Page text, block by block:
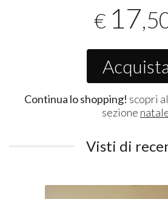
€ 17
Continua lo shopping! scopri
sezione
Visti di